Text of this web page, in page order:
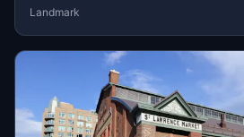
Landmark